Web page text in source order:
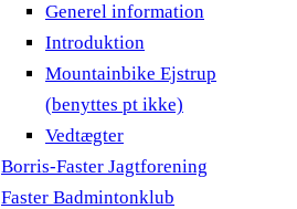
Generel information
Introduktion
Mountainbike Ejstrup
(benyttes pt ikke)
Vedtægter
Borris-Faster Jagtforening
Faster Badmintonklub